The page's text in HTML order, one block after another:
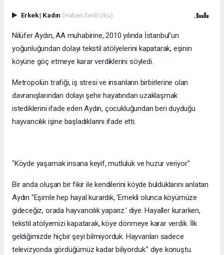
Erkek| Kadın (Haberi Sesli Oku)
Nilüfer Aydın, AA muhabirine, 2010 yılında İstanbul’un
yoğunluğundan dolayı tekstil atölyelerini kapatarak, eşinin
köyüne göç etmeye karar verdiklerini söyledi.
Metropolün trafiği, iş stresi ve insanların birbirlerine olan
davranışlarından dolayı şehir hayatından uzaklaşmak
istediklerini ifade eden Aydın, çocukluğundan beri duyduğu
hayvancılık işine başladıklarını ifade etti.
"Köyde yaşamak insana keyif, mutluluk ve huzur veriyor"
Bir anda oluşan bir fikir ile kendilerini köyde bulduklarını anlatan
Aydın "Eşimle hep hayal kurardık, 'Emekli olunca köyümüze
gideceğiz, orada hayvancılık yaparız.' diye. Hayaller kurarken,
tekstil atölyemizi kapatarak, köye dönmeye karar verdik. İlk
geldiğimizde hiçbir şeyi bilmiyorduk. Hayvanları sadece
televizyonda gördüğümüz kadar biliyorduk." diye konuştu.